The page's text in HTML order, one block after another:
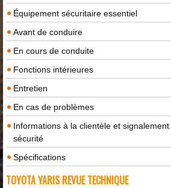
Équipement sécuritaire essentiel
Avant de conduire
En cours de conduite
Fonctions intérieures
Entretien
En cas de problèmes
Informations à la clientèle et
sécurité
Spécifications
TOYOTA YARIS REVUE TECHNIQUE